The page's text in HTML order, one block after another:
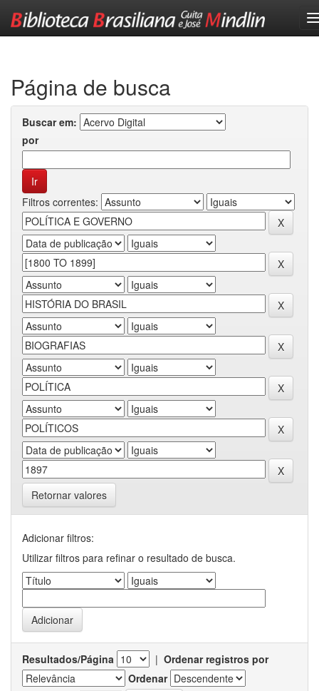
Página de busca
Buscar em:
por
Filtros correntes:
Retornar valores
Adicionar filtros:
Utilizar filtros para refinar o resultado de busca.
Resultados/Página | Ordenar registros por
Ordenar